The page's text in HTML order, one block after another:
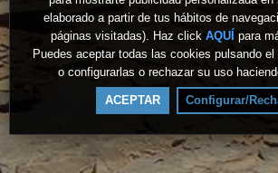
elaborado a partir de tus hábitos de
páginas visitadas). Haz click AQUÍ para
Puedes aceptar todas las cookies pulsando el
o configurarlas o rechazar su uso
ACEPTAR Configurar/